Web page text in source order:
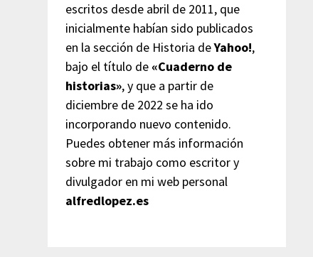
escritos desde abril de 2011, que
inicialmente habían sido publicados
en la sección de Historia deYahoo!,
bajo el título de «Cuaderno de
historias», y que a partir de
diciembre de 2022 se ha ido
incorporando nuevo contenido.
Puedes obtener más información
sobre mi trabajo como escritor y
divulgador en mi web personal
alfredlopez.es